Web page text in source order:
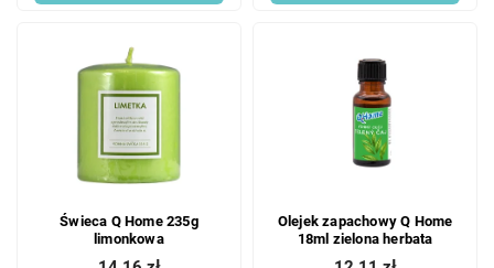
Świeca Q Home 235g
limonkowa
Olejek zapachowy Q Home
18ml zielona herbata